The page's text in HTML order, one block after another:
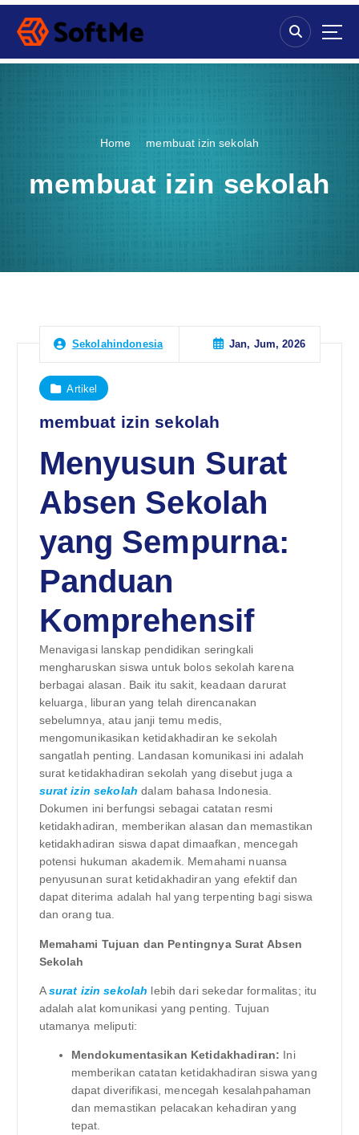
S
p
Home membuat izin sekolah
membuat izin sekolah
Sekolahindonesia Jan, Jum, 2026
Artikel
membuat izin sekolah
Menyusun Surat
Absen Sekolah
yang Sempurna:
Panduan
Komprehensif
Menavigasi lanskap pendidikan seringkali
mengharuskan siswa untuk bolos sekolah karena
berbagai alasan. Baik itu sakit, keadaan darurat
keluarga, liburan yang telah direncanakan
sebelumnya, atau janji temu medis,
mengomunikasikan ketidakhadiran ke sekolah
sangatlah penting. Landasan komunikasi ini adalah
surat ketidakhadiran sekolah yang disebut juga a
surat izin sekolah dalam bahasa Indonesia.
Dokumen ini berfungsi sebagai catatan resmi
ketidakhadiran, memberikan alasan dan memastikan
ketidakhadiran siswa dapat dimaafkan, mencegah
potensi hukuman akademik. Memahami nuansa
penyusunan surat ketidakhadiran yang efektif dan
dapat diterima adalah hal yang terpenting bagi siswa
dan orang tua.
Memahami Tujuan dan Pentingnya Surat Absen
Sekolah
Asurat izin sekolah lebih dari sekedar formalitas; itu
adalah alat komunikasi yang penting. Tujuan
utamanya meliputi:
Mendokumentasikan Ketidakhadiran: Ini
memberikan catatan ketidakhadiran siswa yang
dapat diverifikasi, mencegah kesalahpahaman
dan memastikan pelacakan kehadiran yang
tepat.